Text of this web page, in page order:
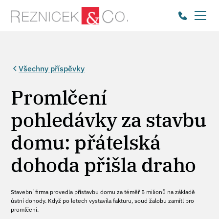
Všechny příspěvky
Promlčení
pohledávky za stavbu
domu: přátelská
dohoda přišla draho
Stavební firma provedla přístavbu domu za téměř 5 milionů na základě
ústní dohody. Když po letech vystavila fakturu, soud žalobu zamítl pro
promlčení.